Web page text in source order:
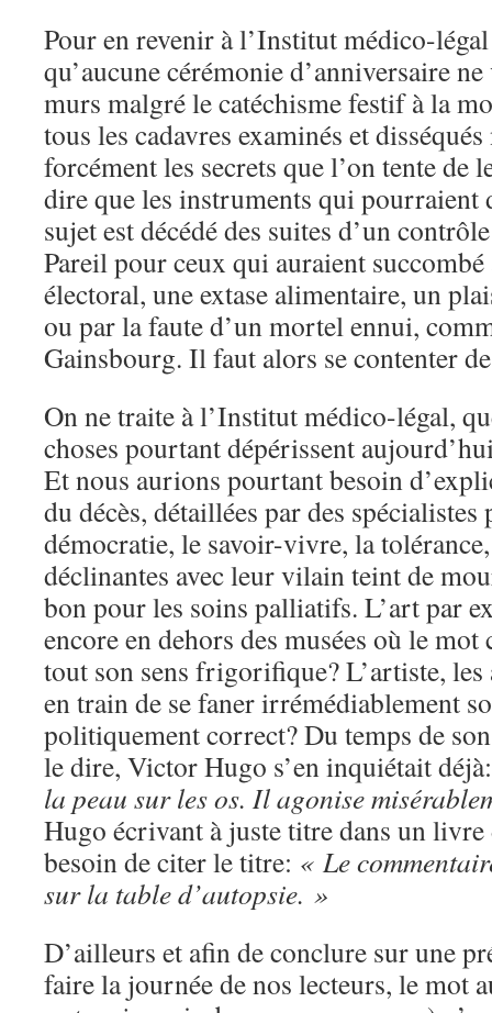
Pour en revenir à l’Institut médico-
qu’aucune cérémonie d’anniversaire
murs malgré le catéchisme festif à la
tous les cadavres examinés et
forcément les secrets que l’on tente de
dire que les instruments qui pourraient
sujet est décédé des suites d’un
Pareil pour ceux qui auraient
électoral, une extase alimentaire, un
ou par la faute d’un mortel ennui,
Gainsbourg. Il faut alors se contenter
On ne traite à l’Institut médico-légal,
choses pourtant dépérissent
Et nous aurions pourtant besoin
du décès, détaillées par des spécialistes
démocratie, le savoir-vivre, la
déclinantes avec leur vilain teint de
bon pour les soins palliatifs. L’art par
encore en dehors des musées où le
tout son sens frigorifique? L’artiste,
en train de se faner irrémédiablement
politiquement correct? Du temps de
le dire, Victor Hugo s’en inquiétait
la peau sur les os. Il agonise
Hugo écrivant à juste titre dans un
besoin de citer le titre: « Le
sur la table d’autopsie. »
D’ailleurs et afin de conclure sur une
faire la journée de nos lecteurs, le mot